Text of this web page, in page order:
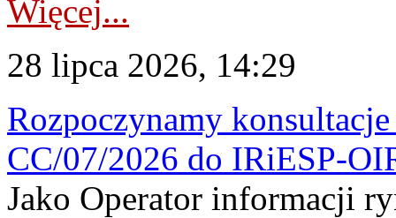
Więcej...
28 lipca 2026, 14:29
Rozpoczynamy
CC/07/2026 do IRiESP-
Jako Operator informacji